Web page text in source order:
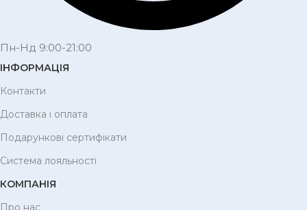
Пн-Нд 9:00-21:00
ІНФОРМАЦІЯ
Контакти
Доставка і оплата
Подарункові сертифікати
Система лояльності
КОМПАНІЯ
Про нас